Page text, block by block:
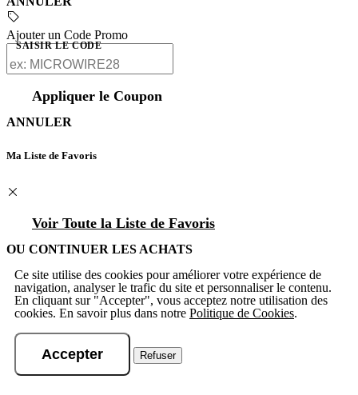
Ajouter un Code Promo
SAISIR LE CODE
Appliquer le Coupon
ANNULER
Ma Liste de Favoris
Voir Toute la Liste de Favoris
OU CONTINUER LES ACHATS
Ce site utilise des cookies pour améliorer votre expérience de
navigation, analyser le trafic du site et personnaliser le contenu.
En cliquant sur "Accepter", vous acceptez notre utilisation des
cookies. En savoir plus dans notre Politique de Cookies.
Accepter Refuser